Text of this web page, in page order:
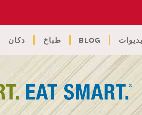
دكان طباخ BLOG